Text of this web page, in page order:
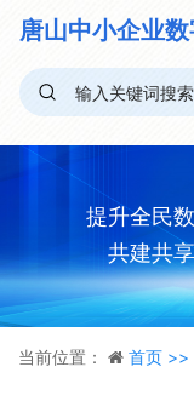
唐山中小企业
提升全民
共建共
当前位置： 首页 >>